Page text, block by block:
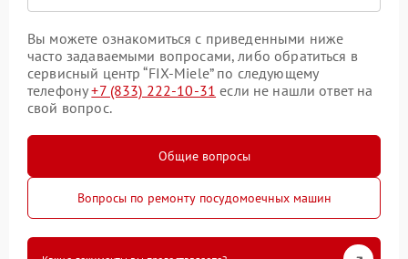
Вы можете ознакомиться с приведенными ниже
часто задаваемыми вопросами, либо обратиться в
сервисный центр “FIX-Miele” по следующему
телефону+7 (833) 222-10-31 если не нашли ответ на
свой вопрос.
Общие вопросы
Вопросы по ремонту посудомоечных машин